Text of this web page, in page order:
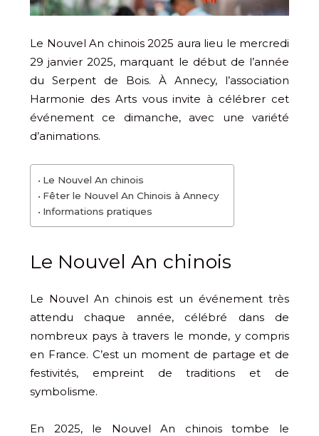
Le Nouvel An chinois 2025 aura lieu le mercredi
29 janvier 2025, marquant le début de l’année
du Serpent de Bois. À Annecy, l’association
Harmonie des Arts vous invite à célébrer cet
événement ce dimanche, avec une variété
d’animations.
Le Nouvel An chinois
Fêter le Nouvel An Chinois à Annecy
Informations pratiques
Le Nouvel An chinois
Le Nouvel An chinois est un événement très
attendu chaque année, célébré dans de
nombreux pays à travers le monde, y compris
en France. C’est un moment de partage et de
festivités, empreint de traditions et de
symbolisme.
En 2025, le Nouvel An chinois tombe le